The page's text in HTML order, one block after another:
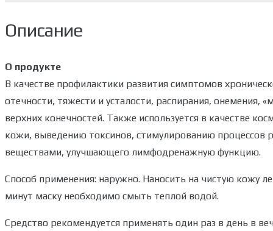
Описание
О продукте
В качестве профилактики развития симптомов
отечности, тяжести и усталости, распирания, онемения,
верхних конечностей. Также используется в качестве
кожи, выведению токсинов, стимулированию
веществами, улучшающего лимфодренажную функцию.
Способ применения: наружно. Наносить на чистую кожу
минут маску необходимо смыть теплой водой.
Средство рекомендуется применять один раз в день в